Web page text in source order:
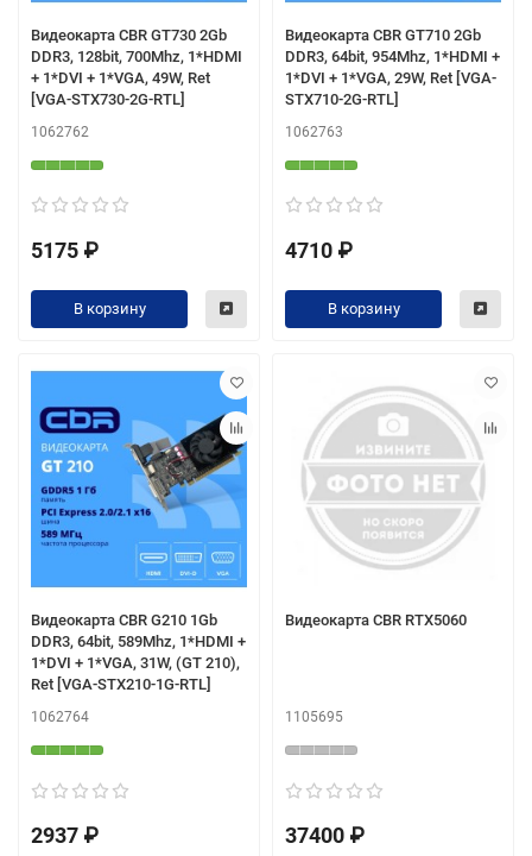
Видеокарта CBR GT730 2Gb
DDR3, 128bit, 700Mhz, 1*HDMI
+ 1*DVI + 1*VGA, 49W, Ret
[VGA-STX730-2G-RTL]
1062762
5175 ₽
В корзину
Видеокарта CBR GT710 2Gb
DDR3, 64bit, 954Mhz, 1*HDMI +
1*DVI + 1*VGA, 29W, Ret [VGA-
STX710-2G-RTL]
1062763
4710 ₽
В корзину
Видеокарта CBR G210 1Gb
DDR3, 64bit, 589Mhz, 1*HDMI +
1*DVI + 1*VGA, 31W, (GT 210),
Ret [VGA-STX210-1G-RTL]
1062764
2937 ₽
Видеокарта CBR RTX5060
1105695
37400 ₽